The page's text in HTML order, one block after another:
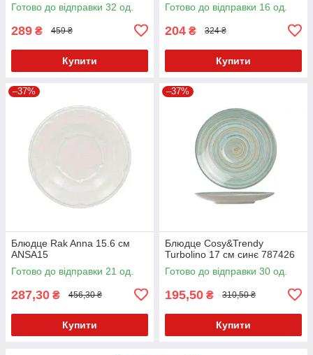
Готово до відправки 32 од.
289 ₴ 459 ₴
Купити
Готово до відправки 16 од.
204 ₴ 324 ₴
Купити
–37%
Блюдце Rak Anna 15.6 см
ANSA15
Готово до відправки 21 од.
287,30 ₴ 456,30 ₴
Купити
–37%
Блюдце Cosy&Trendy
Turbolino 17 см синє 787426
Готово до відправки 30 од.
195,50 ₴ 310,50 ₴
Купити